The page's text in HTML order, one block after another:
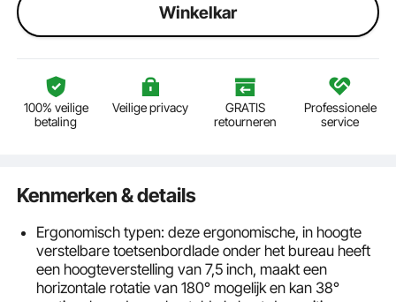
Winkelkar
100% veilige
betaling
Veilige privacy
GRATIS
retourneren
Professionele
service
Kenmerken & details
Ergonomisch typen: deze ergonomische, in hoogte
verstelbare toetsenbordlade onder het bureau heeft
een hoogteverstelling van 7,5 inch, maakt een
horizontale rotatie van 180° mogelijk en kan 38°